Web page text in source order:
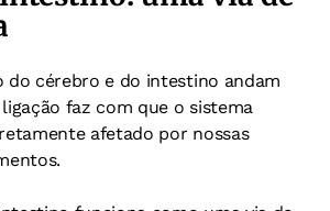
do cérebro e do intestino andam
faz com que o sistema
afetado por nossas